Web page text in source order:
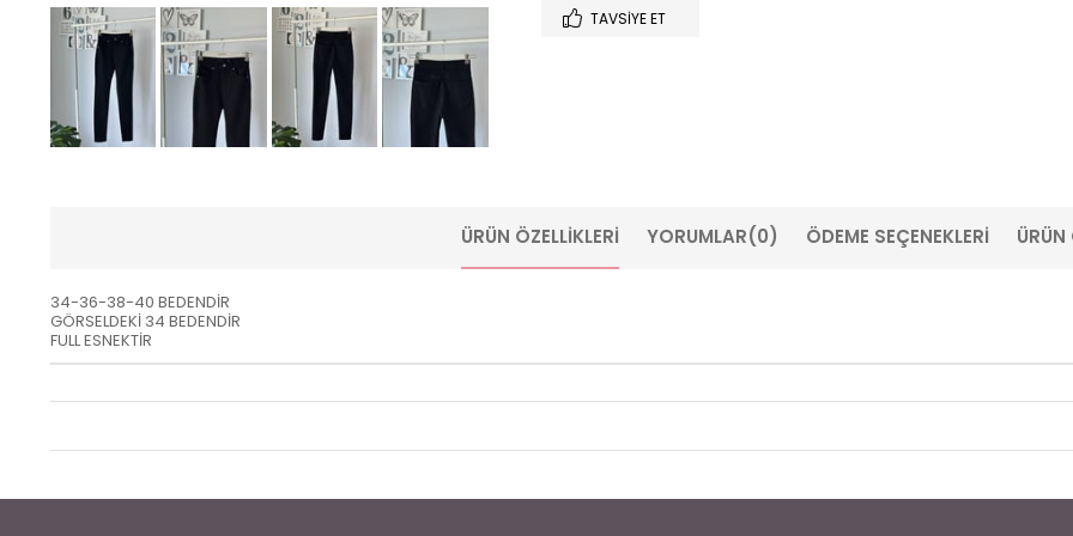
TAVSIYE ET
ÜRÜN ÖZELLIKLERI YORUMLAR(0) ÖDEME SEÇENEKLERI ÜRÜN
34-36-38-40 BEDENDİR
GÖRSELDEKİ 34 BEDENDİR
FULL ESNEKTİR